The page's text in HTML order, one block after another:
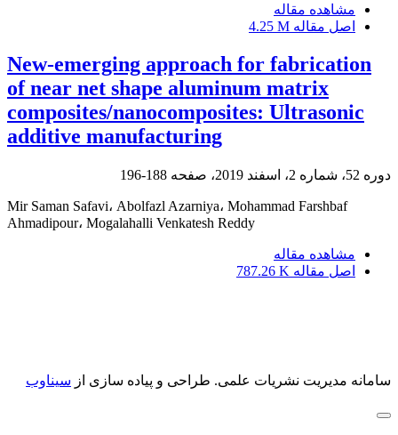
مشاهده مقاله
اصل مقاله 4.25 M
New-emerging approach for fabrication
of near net shape aluminum matrix
composites/nanocomposites: Ultrasonic
additive manufacturing
دوره 52، شماره 2، اسفند 2019، صفحه 188-196
Mir Saman Safavi، Abolfazl Azarniya، Mohammad Farshbaf
Ahmadipour، Mogalahalli Venkatesh Reddy
مشاهده مقاله
اصل مقاله 787.26 K
سامانه مدیریت نشریات علمی. طراحی و پیاده سازی از سیناوب